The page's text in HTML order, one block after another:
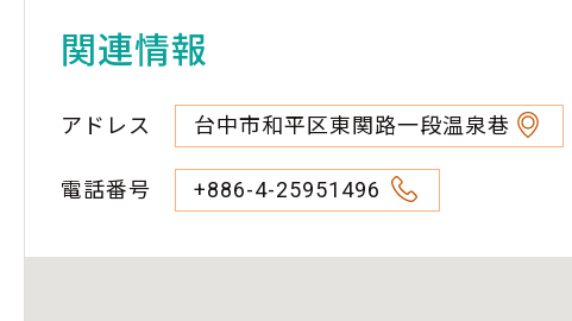
関連情報
アドレス 台中市和平区東関路一段温泉巷
電話番号 +886-4-25951496